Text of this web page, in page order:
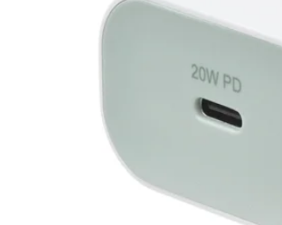
Image zoomed out, normal